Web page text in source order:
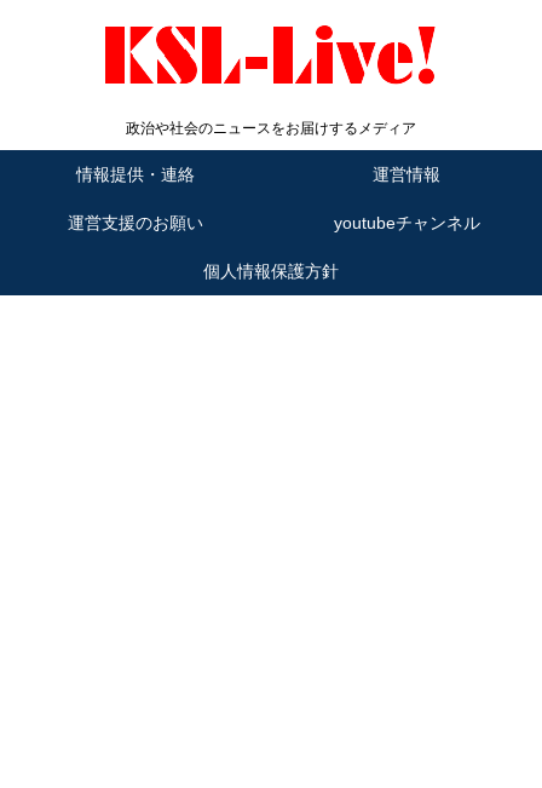
政治や社会のニュースをお届けするメディア
情報提供・連絡 運営情報
運営支援のお願い youtubeチャンネル
個人情報保護方針